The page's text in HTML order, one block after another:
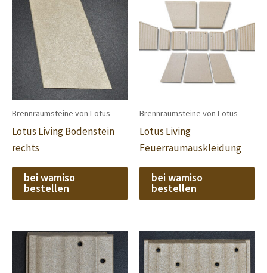
Brennraumsteine von Lotus
Lotus Living Bodenstein
rechts
bei wamiso
bestellen
Brennraumsteine von Lotus
Lotus Living
Feuerraumauskleidung
bei wamiso
bestellen